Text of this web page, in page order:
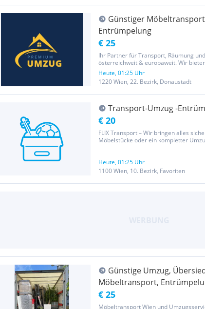
Günstiger
Entrümpelung
€ 25
Ihr Partner für Transport, Räumung
österreichweit & europaweit. Wir
Ihren Umzug, Transport oder die
und Küchenmontage. Alles aus einer
fairen...
Heute, 01:25 Uhr
1220 Wien, 22. Bezirk, Donaustadt
Transport-Umzug -
€ 20
FLIX Transport – Wir bringen alles
Möbelstücke oder ein kompletter
Heute, 01:25 Uhr
1100 Wien, 10. Bezirk, Favoriten
Günstige Umzug,
Möbeltransport,
Transport, Flügel Transport,
Lastentaxi 20m3
€ 25
Möbeltransport Wien und